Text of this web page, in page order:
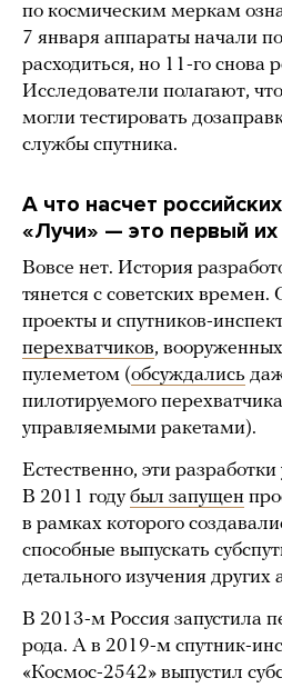
по космическим меркам
7 января аппараты начали
расходиться, но 11-го снова
Исследователи полагают,
могли тестировать
службы спутника.
А что насчет
«Лучи» — это первый их
Вовсе нет. История
тянется с советских
проекты и спутников-
перехватчиков,
пулеметом (обсуждались
пилотируемого
управляемыми ракетами).
Естественно, эти
В 2011 годубыл запущен
в рамках которого
способные выпускать
детального изучения других
В 2013-м Россия запустила
рода. А в 2019-м спутник-
«Космос-2542» выпустил